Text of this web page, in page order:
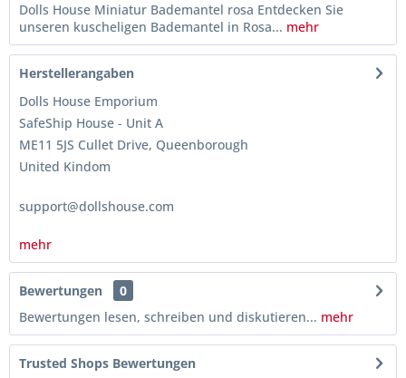
Dolls House Miniatur Bademantel rosa Entdecken Sie
unseren kuscheligen Bademantel in Rosa... mehr
Herstellerangaben
Dolls House Emporium
SafeShip House - Unit A
ME11 5JS Cullet Drive, Queenborough
United Kindom
support@dollshouse.com
mehr
Bewertungen
0
Bewertungen lesen, schreiben und diskutieren... mehr
Trusted Shops Bewertungen